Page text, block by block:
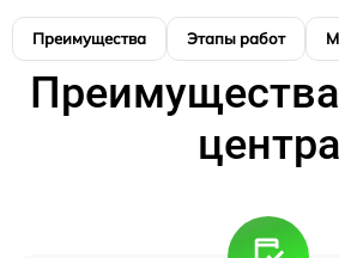
Преимущества Этапы работ
центра